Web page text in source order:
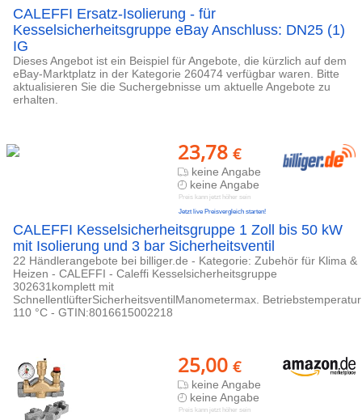
CALEFFI Ersatz-Isolierung - für
Kesselsicherheitsgruppe eBay Anschluss: DN25 (1)
IG
Dieses Angebot ist ein Beispiel für Angebote, die kürzlich auf dem
eBay-Marktplatz in der Kategorie 260474 verfügbar waren. Bitte
aktualisieren Sie die Suchergebnisse um aktuelle Angebote zu
erhalten.
23,78 €
keine Angabe
keine Angabe
Preis kann jetzt höher sein
Jetzt live Preisvergleich starten!
CALEFFI Kesselsicherheitsgruppe 1 Zoll bis 50 kW
mit Isolierung und 3 bar Sicherheitsventil
22 Händlerangebote bei billiger.de - Kategorie: Zubehör für Klima &
Heizen - CALEFFI - Caleffi Kesselsicherheitsgruppe
302631komplett mit
SchnellentlüfterSicherheitsventilManometermax. Betriebstemperatur
110 °C - GTIN:8016615002218
25,00 €
keine Angabe
keine Angabe
Preis kann jetzt höher sein